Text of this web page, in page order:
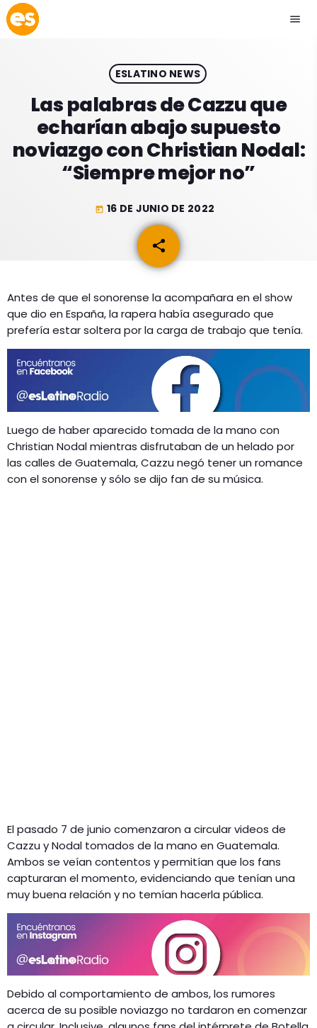
menu
play_arrow EMISIÓN LA PAZ
play_arrow EMISIÓN COCHABAMBA
ESLATINO NEWS
ESPECTÁCULOS
GEEKERS
ENTRETENIMIENTO
INICIO
RADIO SPLENDID
ESLATINO NEWS
Las palabras de Cazzu que
echarían abajo supuesto
noviazgo con Christian Nodal:
“Siempre mejor no”
today 16 DE JUNIO DE 2022
share
email
Antes de que el sonorense la acompañara en el show
que dio en España, la rapera había asegurado que
prefería estar soltera por la carga de trabajo que tenía.
Luego de haber aparecido tomada de la mano con
Christian Nodal mientras disfrutaban de un helado por
las calles de Guatemala, Cazzu negó tener un romance
con el sonorense y sólo se dijo fan de su música.
El pasado 7 de junio comenzaron a circular videos de
Cazzu y Nodal tomados de la mano en Guatemala.
Ambos se veían contentos y permitían que los fans
capturaran el momento, evidenciando que tenían una
muy buena relación y no temían hacerla pública.
Debido al comportamiento de ambos, los rumores
acerca de su posible noviazgo no tardaron en comenzar